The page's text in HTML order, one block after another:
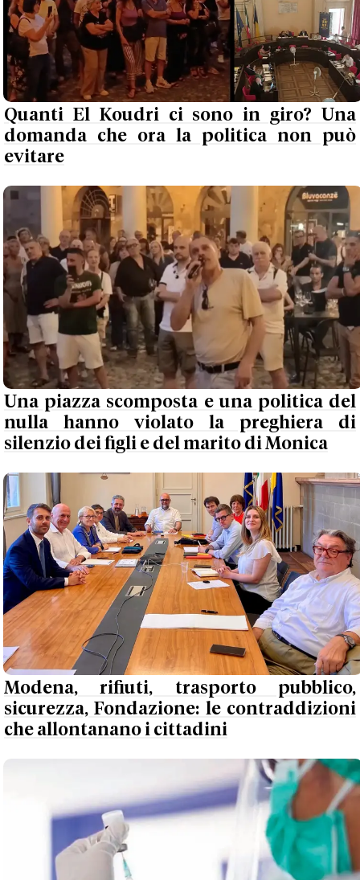
Quanti El Koudri ci sono in giro? Una
domanda che ora la politica non può
evitare
Una piazza scomposta e una politica del
nulla hanno violato la preghiera di
silenzio dei figli e del marito di Monica
Modena, rifiuti, trasporto pubblico,
sicurezza, Fondazione: le contraddizioni
che allontanano i cittadini